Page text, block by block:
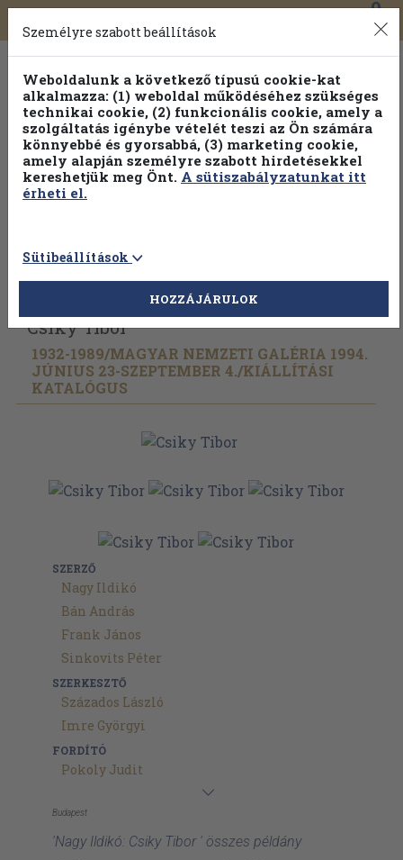
Toggle
navigation
0
Válogasson több mint 30 000 kötet közül
Hobbi témakörökben20% kedvezménnyel!
Vissza az előző oldalra Válasszon példányt
Csiky Tibor
1932-1989/MAGYAR NEMZETI GALÉRIA 1994.
JÚNIUS 23-SZEPTEMBER 4./KIÁLLÍTÁSI
KATALÓGUS
SZERZŐ
Nagy Ildikó
Bán András
Frank János
Sinkovits Péter
SZERKESZTŐ
Százados László
Imre Györgyi
FORDÍTÓ
Pokoly Judit
Budapest
'Nagy Ildikó: Csiky Tibor ' összes példány
Személyre szabott beállítások
Weboldalunk a következő típusú cookie-kat
alkalmazza: (1) weboldal működéséhez szükséges
technikai cookie, (2) funkcionális cookie, amely a
szolgáltatás igénybe vételét teszi az Ön számára
könnyebbé és gyorsabbá, (3) marketing cookie,
amely alapján személyre szabott hirdetésekkel
kereshetjük meg Önt. A sütiszabályzatunkat itt
érheti el.
Sütibeállítások
HOZZÁJÁRULOK